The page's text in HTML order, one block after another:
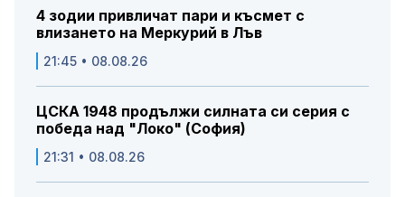
4 зодии привличат пари и късмет с
влизането на Меркурий в Лъв
21:45 • 08.08.26
ЦСКА 1948 продължи силната си серия с
победа над "Локо" (София)
21:31 • 08.08.26